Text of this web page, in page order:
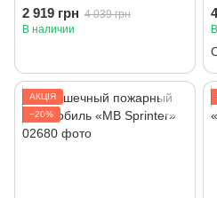
фигуркой
2 919 грн 4 039 грн
В наличии
АКЦІЯ
−20%